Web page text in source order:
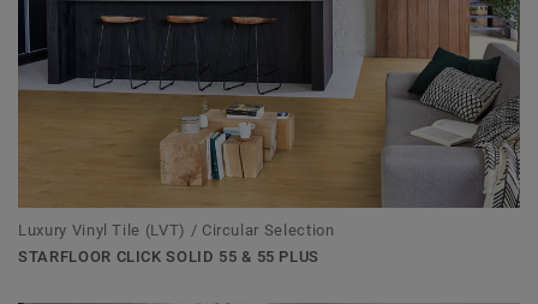
Luxury Vinyl Tile (LVT) / Circular Selection
STARFLOOR CLICK SOLID 55 & 55 PLUS